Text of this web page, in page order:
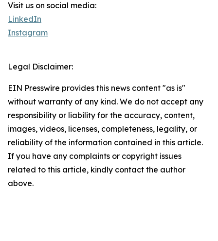
Visit us on social media:
LinkedIn
Instagram
Legal Disclaimer:
EIN Presswire provides this news content "as is"
without warranty of any kind. We do not accept any
responsibility or liability for the accuracy, content,
images, videos, licenses, completeness, legality, or
reliability of the information contained in this article.
If you have any complaints or copyright issues
related to this article, kindly contact the author
above.